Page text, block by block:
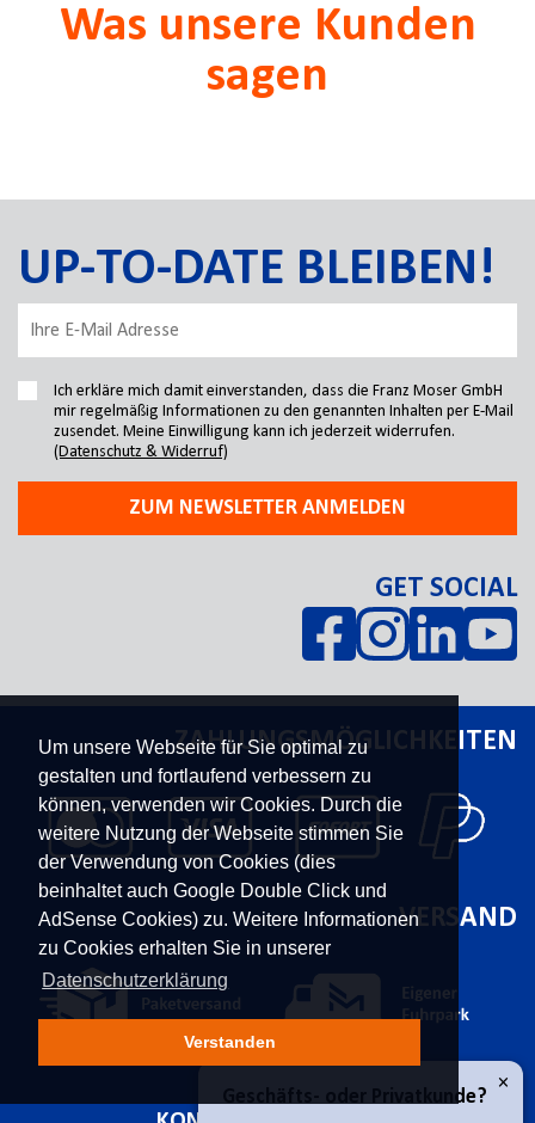
Um unsere Webseite für Sie optimal zu
gestalten und fortlaufend verbessern zu
können, verwenden wir Cookies. Durch die
weitere Nutzung der Webseite stimmen Sie
der Verwendung von Cookies (dies
beinhaltet auch Google Double Click und
AdSense Cookies) zu. Weitere Informationen
zu Cookies erhalten Sie in unserer
Datenschutzerklärung
Verstanden
Was unsere Kunden
sagen
UP-TO-DATE BLEIBEN!
Ich erkläre mich damit einverstanden, dass die Franz Moser GmbH
mir regelmäßig Informationen zu den genannten Inhalten per E-Mail
zusendet. Meine Einwilligung kann ich jederzeit widerrufen.
(Datenschutz & Widerruf)
ZUM NEWSLETTER ANMELDEN
GET SOCIAL
ZAHLUNGSMÖGLICHKEITEN
VERSAND
×
Geschäfts- oder Privatkunde?